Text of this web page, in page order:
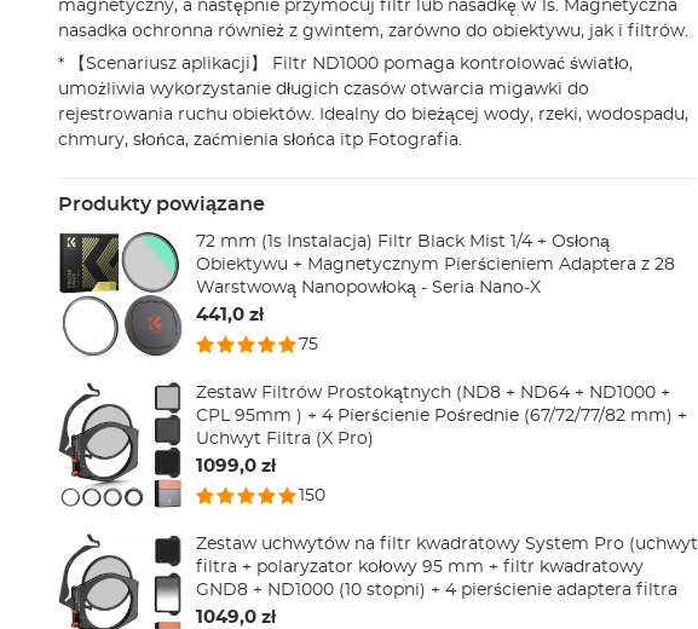
magnetyczny, a następnie przymocuj filtr lub nasadkę w 1s. Magnetyczna
nasadka ochronna również z gwintem, zarówno do obiektywu, jak i filtrów.
* 【Scenariusz aplikacji】 Filtr ND1000 pomaga kontrolować światło,
umożliwia wykorzystanie długich czasów otwarcia migawki do
rejestrowania ruchu obiektów. Idealny do bieżącej wody, rzeki, wodospadu,
chmury, słońca, zaćmienia słońca itp Fotografia.
Produkty powiązane
72 mm (1s Instalacja) Filtr Black Mist 1/4 + Osłoną
Obiektywu + Magnetycznym Pierścieniem Adaptera z 28
Warstwową Nanopowłoką - Seria Nano-X
441,0 zł
75
Zestaw Filtrów Prostokątnych (ND8 + ND64 + ND1000 +
CPL 95mm ) + 4 Pierścienie Pośrednie (67/72/77/82 mm) +
Uchwyt Filtra (X Pro)
1099,0 zł
150
Zestaw uchwytów na filtr kwadratowy System Pro (uchwyt
filtra + polaryzator kołowy 95 mm + filtr kwadratowy
GND8 + ND1000 (10 stopni) + 4 pierścienie adaptera filtra
1049,0 zł